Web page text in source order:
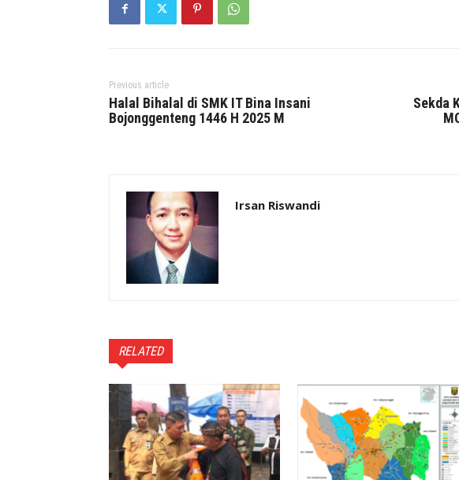
Previous article
Halal Bihalal di SMK IT Bina Insani
Bojonggenteng 1446 H 2025 M
Sekda
Irsan Riswandi
RELATED